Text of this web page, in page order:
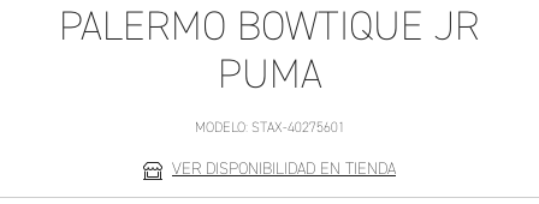
PALERMO BOWTIQUE JR
PUMA
MODELO: STAX-40275601
VER DISPONIBILIDAD EN TIENDA